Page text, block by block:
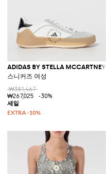
ADIDAS BY STELLA MCCARTNEY
스니커즈 여성
₩381,467
₩267,025
-30%